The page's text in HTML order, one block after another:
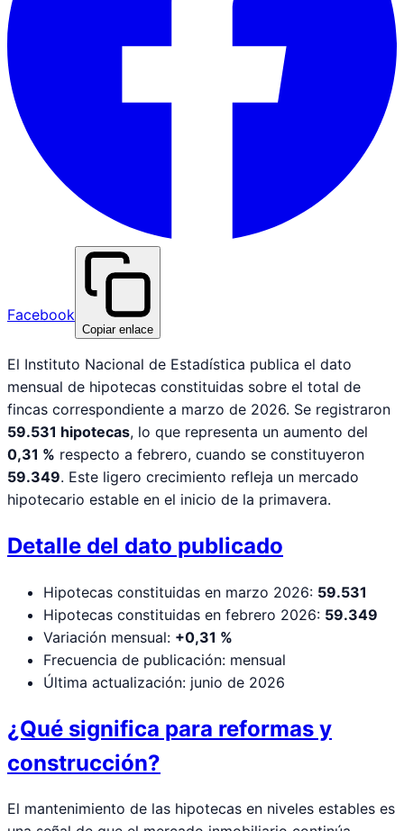
Facebook
Copiar enlace
El Instituto Nacional de Estadística publica el dato
mensual de hipotecas constituidas sobre el total de
fincas correspondiente a marzo de 2026. Se registraron
59.531 hipotecas, lo que representa un aumento del
0,31 % respecto a febrero, cuando se constituyeron
59.349. Este ligero crecimiento refleja un mercado
hipotecario estable en el inicio de la primavera.
Detalle del dato publicado
Hipotecas constituidas en marzo 2026: 59.531
Hipotecas constituidas en febrero 2026: 59.349
Variación mensual: +0,31 %
Frecuencia de publicación: mensual
Última actualización: junio de 2026
¿Qué significa para reformas y
construcción?
El mantenimiento de las hipotecas en niveles estables es